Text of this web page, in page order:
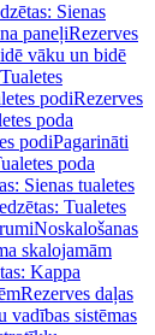
Sienas
paneļiRezerves
vāku un bidē
podiRezerves
poda
podiPagarināti
poda
Sienas tualetes
Tualetes
Noskalošanas
skalojamām
Kappa
Rezerves daļas
vadības sistēmas